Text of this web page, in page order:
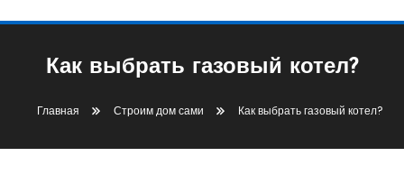
Как выбрать газовый котел?
Главная Строим дом сами Как выбрать газовый котел?